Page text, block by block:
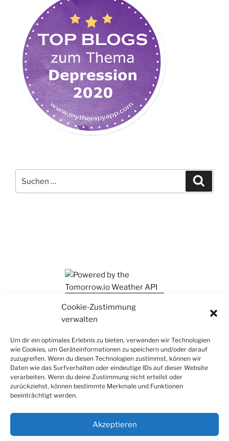
Cookie-Zustimmung
verwalten
Um dir ein optimales Erlebnis zu bieten, verwenden wir Technologien
wie Cookies, um Geräteinformationen zu speichern und/oder darauf
zuzugreifen. Wenn du diesen Technologien zustimmst, können wir
Daten wie das Surfverhalten oder eindeutige IDs auf dieser Website
verarbeiten. Wenn du deine Zustimmung nicht erteilst oder
zurückziehst, können bestimmte Merkmale und Funktionen
beeinträchtigt werden.
Akzeptieren
nach: